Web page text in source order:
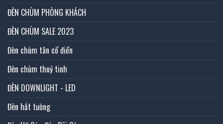
ĐÈN CHÙM PHÒNG KHÁCH
ĐÈN CHÙM SALE 2023
Đèn chùm tân cổ điển
Đèn chùm thuỷ tinh
ĐÈN DOWNLIGHT - LED
Đèn hắt tường